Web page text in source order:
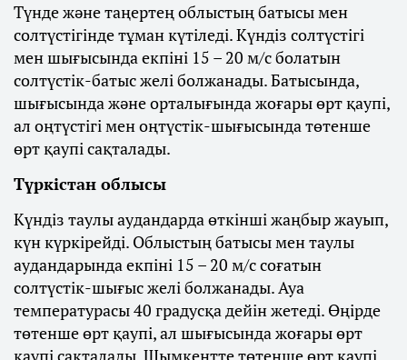
Түнде және таңертең облыстың батысы мен
солтүстігінде тұман күтіледі. Күндіз солтүстігі
мен шығысында екпіні 15 – 20 м/с болатын
солтүстік-батыс желі болжанады. Батысында,
шығысында және орталығында жоғары өрт қаупі,
ал оңтүстігі мен оңтүстік-шығысында төтенше
өрт қаупі сақталады.
Түркістан облысы
Күндіз таулы аудандарда өткінші жаңбыр жауып,
күн күркірейді. Облыстың батысы мен таулы
аудандарында екпіні 15 – 20 м/с соғатын
солтүстік-шығыс желі болжанады. Ауа
температурасы 40 градусқа дейін жетеді. Өңірде
төтенше өрт қаупі, ал шығысында жоғары өрт